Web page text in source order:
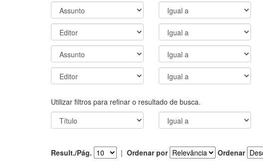
Utilizar filtros para refinar o resultado de busca.
Result./Pág. | Ordenar por Ordenar